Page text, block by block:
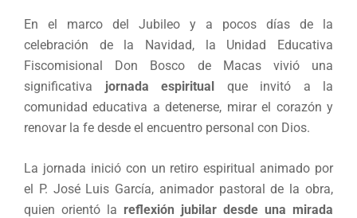
En el marco del Jubileo y a pocos días de la
celebración de la Navidad, la Unidad Educativa
Fiscomisional Don Bosco de Macas vivió una
significativa jornada espiritual que invitó a la
comunidad educativa a detenerse, mirar el corazón y
renovar la fe desde el encuentro personal con Dios.
La jornada inició con un retiro espiritual animado por
el P. José Luis García, animador pastoral de la obra,
quien orientó la reflexión jubilar desde una mirada